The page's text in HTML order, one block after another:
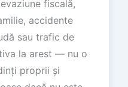
fiscală,
accidente
sau trafic de
la arest — nu o
proprii și